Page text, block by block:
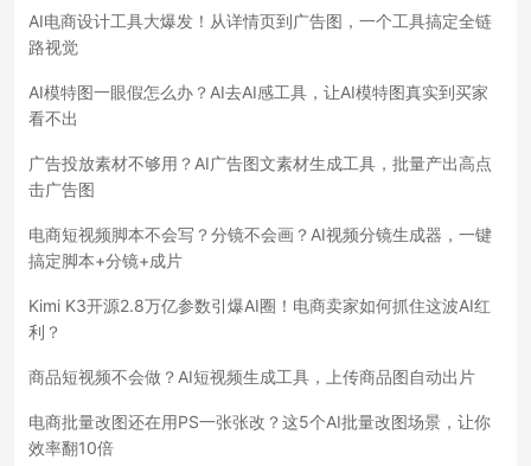
AI电商设计工具大爆发！从详情页到广告图，一个工具搞定全链
路视觉
AI模特图一眼假怎么办？AI去AI感工具，让AI模特图真实到买家
看不出
广告投放素材不够用？AI广告图文素材生成工具，批量产出高点
击广告图
电商短视频脚本不会写？分镜不会画？AI视频分镜生成器，一键
搞定脚本+分镜+成片
Kimi K3开源2.8万亿参数引爆AI圈！电商卖家如何抓住这波AI红
利？
商品短视频不会做？AI短视频生成工具，上传商品图自动出片
电商批量改图还在用PS一张张改？这5个AI批量改图场景，让你
效率翻10倍